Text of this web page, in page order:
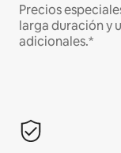
Precios
larga duración y
adicionales.*